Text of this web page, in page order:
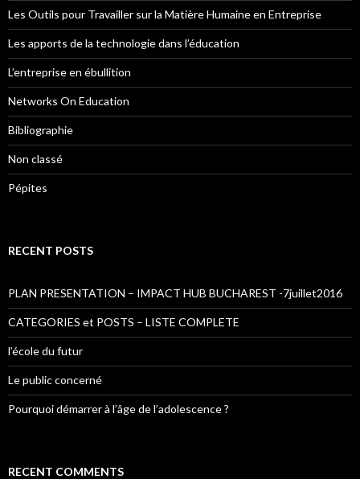
Les Outils pour Travailler sur la Matière Humaine en Entreprise
Les apports de la technologie dans l’éducation
L’entreprise en ébullition
Networks On Education
Bibliographie
Non classé
Pépites
RECENT POSTS
PLAN PRESENTATION – IMPACT HUB BUCHAREST -7juillet2016
CATEGORIES et POSTS – LISTE COMPLETE
l’école du futur
Le public concerné
Pourquoi démarrer à l’âge de l’adolescence ?
RECENT COMMENTS